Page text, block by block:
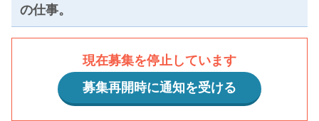
の仕事。
現在募集を停止しています
募集再開時に通知を受ける